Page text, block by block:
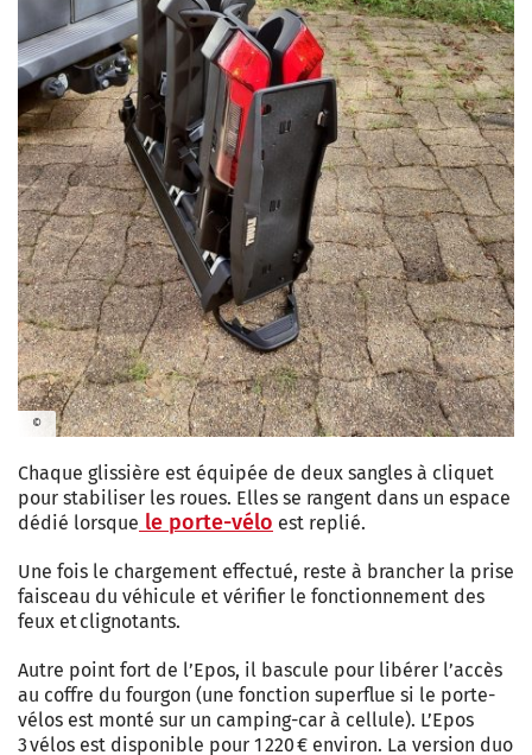
©
Chaque glissière est équipée de deux sangles à cliquet
pour stabiliser les roues. Elles se rangent dans un espace
dédié lorsque le porte-vélo est replié.
Une fois le chargement effectué, reste à brancher la prise
faisceau du véhicule et vérifier le fonctionnement des
feux et clignotants.
Autre point fort de l’Epos, il bascule pour libérer l’accès
au coffre du fourgon (une fonction superflue si le porte-
vélos est monté sur un camping-car à cellule). L’Epos
3 vélos est disponible pour 1 220 € environ. La version duo